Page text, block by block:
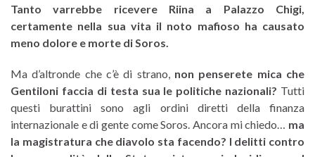
Tanto varrebbe ricevere Riina a Palazzo Chigi,
certamente nella sua vita il noto mafioso ha causato
meno dolore e morte di Soros.
Ma d’altronde che c’è di strano, non penserete mica che
Gentiloni faccia di testa sua le politiche nazionali? Tutti
questi burattini sono agli ordini diretti della finanza
internazionale e di gente come Soros. Ancora mi chiedo… ma
la magistratura che diavolo sta facendo? I delitti contro